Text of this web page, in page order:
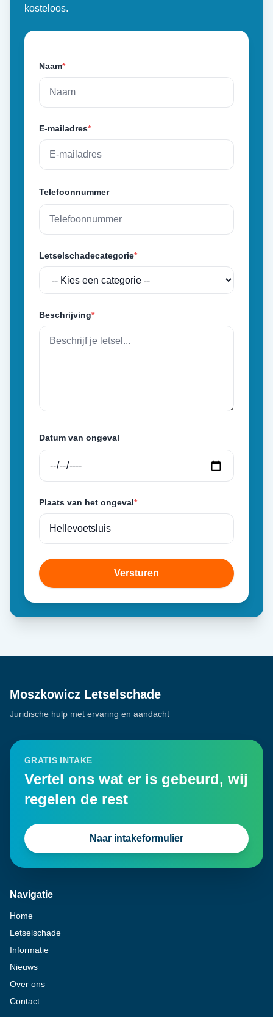
kosteloos.
Naam*
E-mailadres*
Telefoonnummer
Letselschadecategorie*
Beschrijving*
Datum van ongeval
Plaats van het ongeval*
Versturen
Moszkowicz Letselschade
Juridische hulp met ervaring en aandacht
GRATIS INTAKE
Vertel ons wat er is gebeurd, wij
regelen de rest
Naar intakeformulier
Navigatie
Home
Letselschade
Informatie
Nieuws
Over ons
Contact